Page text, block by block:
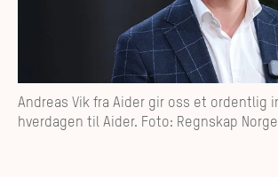
Andreas Vik fra Aider gir oss et ordentlig
hverdagen til Aider. Foto: Regnskap Norge